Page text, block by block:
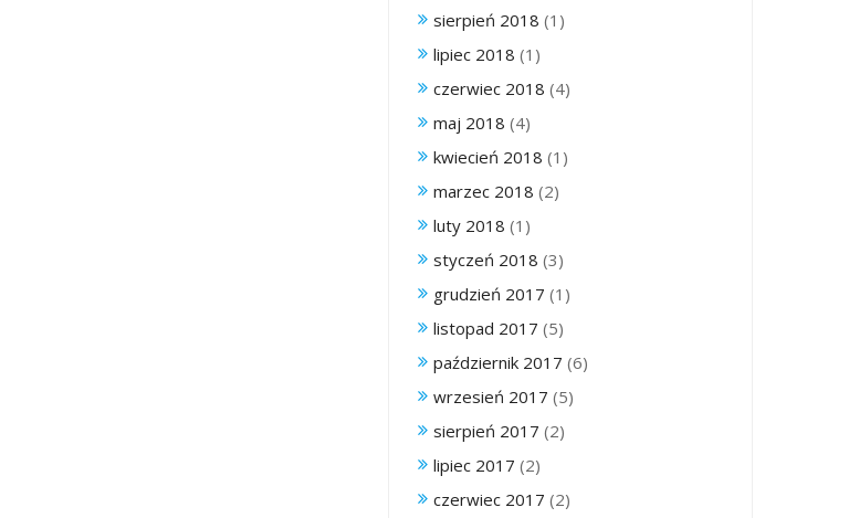
sierpień 2018 (1)
lipiec 2018 (1)
czerwiec 2018 (4)
maj 2018 (4)
kwiecień 2018 (1)
marzec 2018 (2)
luty 2018 (1)
styczeń 2018 (3)
grudzień 2017 (1)
listopad 2017 (5)
październik 2017 (6)
wrzesień 2017 (5)
sierpień 2017 (2)
lipiec 2017 (2)
czerwiec 2017 (2)